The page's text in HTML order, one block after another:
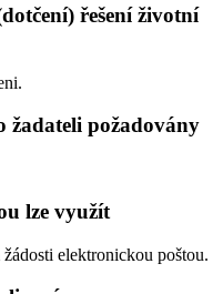
řešení životní
žadateli požadovány
lze využít
elektronickou poštou.